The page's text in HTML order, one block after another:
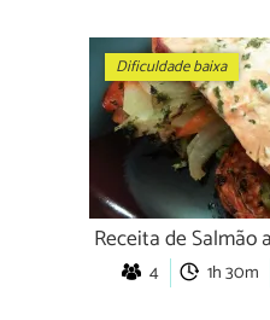
Dificuldade baixa
Receita de Salmão
4 1h 30m